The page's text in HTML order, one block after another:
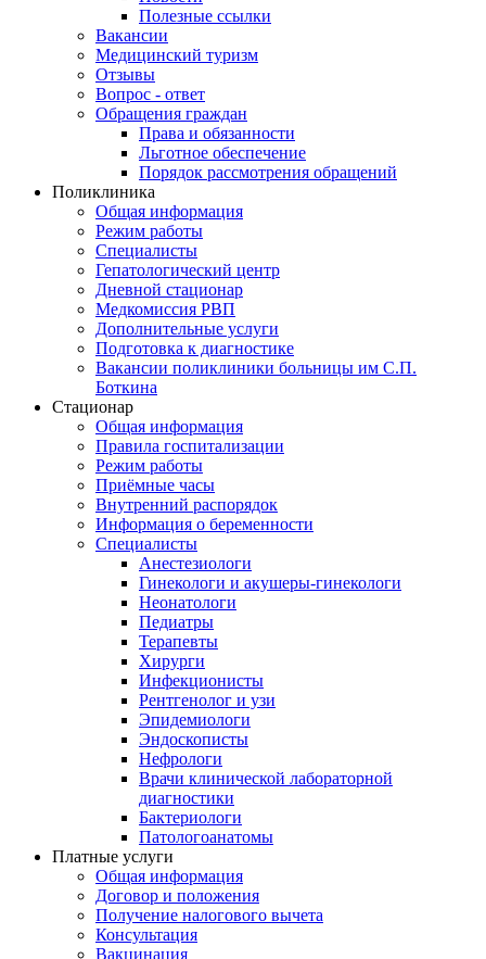
Полезные ссылки
Вакансии
Медицинский туризм
Отзывы
Вопрос - ответ
Обращения граждан
Права и обязанности
Льготное обеспечение
Порядок рассмотрения обращений
Поликлиника
Общая информация
Режим работы
Специалисты
Гепатологический центр
Дневной стационар
Медкомиссия РВП
Дополнительные услуги
Подготовка к диагностике
Вакансии поликлиники больницы им С.П.
Боткина
Стационар
Общая информация
Правила госпитализации
Режим работы
Приёмные часы
Внутренний распорядок
Информация о беременности
Специалисты
Анестезиологи
Гинекологи и акушеры-гинекологи
Неонатологи
Педиатры
Терапевты
Хирурги
Инфекционисты
Рентгенолог и узи
Эпидемиологи
Эндоскописты
Нефрологи
Врачи клинической лабораторной
диагностики
Бактериологи
Патологоанатомы
Платные услуги
Общая информация
Договор и положения
Получение налогового вычета
Консультация
Вакцинация